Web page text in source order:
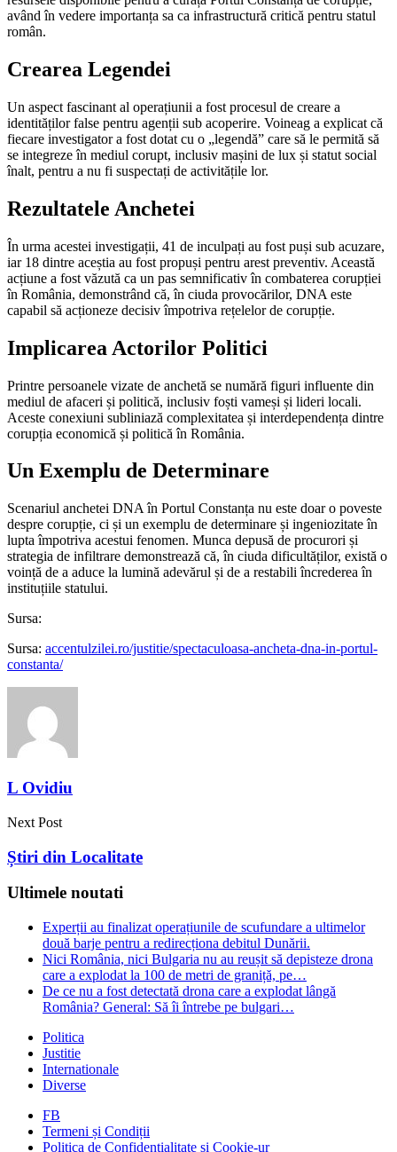
având în vedere importanța sa ca infrastructură critică pentru statul
român.
Crearea Legendei
Un aspect fascinant al operațiunii a fost procesul de creare a
identităților false pentru agenții sub acoperire. Voineag a explicat că
fiecare investigator a fost dotat cu o „legendă” care să le permită să
se integreze în mediul corupt, inclusiv mașini de lux și statut social
înalt, pentru a nu fi suspectați de activitățile lor.
Rezultatele Anchetei
În urma acestei investigații, 41 de inculpați au fost puși sub acuzare,
iar 18 dintre aceștia au fost propuși pentru arest preventiv. Această
acțiune a fost văzută ca un pas semnificativ în combaterea corupției
în România, demonstrând că, în ciuda provocărilor, DNA este
capabil să acționeze decisiv împotriva rețelelor de corupție.
Implicarea Actorilor Politici
Printre persoanele vizate de anchetă se numără figuri influente din
mediul de afaceri și politică, inclusiv foști vameși și lideri locali.
Aceste conexiuni subliniază complexitatea și interdependența dintre
corupția economică și politică în România.
Un Exemplu de Determinare
Scenariul anchetei DNA în Portul Constanța nu este doar o poveste
despre corupție, ci și un exemplu de determinare și ingeniozitate în
lupta împotriva acestui fenomen. Munca depusă de procurori și
strategia de infiltrare demonstrează că, în ciuda dificultăților, există o
voință de a aduce la lumină adevărul și de a restabili încrederea în
instituțiile statului.
Sursa:
Sursa: accentulzilei.ro/justitie/spectaculoasa-ancheta-dna-in-portul-
constanta/
L Ovidiu
Next Post
Știri din Localitate
Ultimele noutati
Experții au finalizat operațiunile de scufundare a ultimelor
două barje pentru a redirecționa debitul Dunării.
Nici România, nici Bulgaria nu au reușit să depisteze drona
care a explodat la 100 de metri de graniță, pe…
De ce nu a fost detectată drona care a explodat lângă
România? General: Să îi întrebe pe bulgari…
Politica
Justitie
Internationale
Diverse
FB
Termeni și Condiții
Politica de Confidențialitate și Cookie-ur